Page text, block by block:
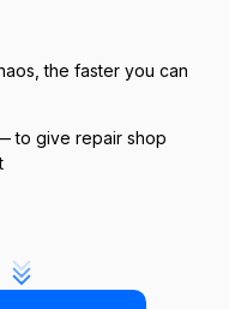
the faster you can
to give repair shop